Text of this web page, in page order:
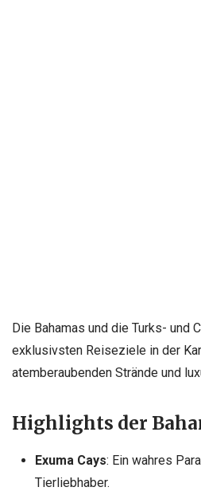
Die Bahamas und die Turks- und
exklusivsten Reiseziele in der
atemberaubenden Strände und
Highlights der
Exuma Cays: Ein wahres
Tierliebhaber.